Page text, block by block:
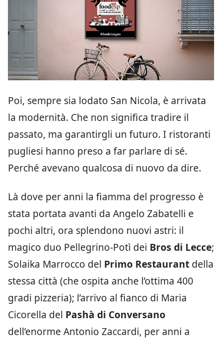
Poi, sempre sia lodato San Nicola, è arrivata
la modernità. Che non significa tradire il
passato, ma garantirgli un futuro. I ristoranti
pugliesi hanno preso a far parlare di sé.
Perché avevano qualcosa di nuovo da dire.
Là dove per anni la fiamma del progresso è
stata portata avanti da Angelo Zabatelli e
pochi altri, ora splendono nuovi astri: il
magico duo Pellegrino-Potì dei Bros di Lecce;
Solaika Marrocco del Primo Restaurant della
stessa città (che ospita anche l’ottima 400
gradi pizzeria); l’arrivo al fianco di Maria
Cicorella del Pashà di Conversano
dell’enorme Antonio Zaccardi, per anni a